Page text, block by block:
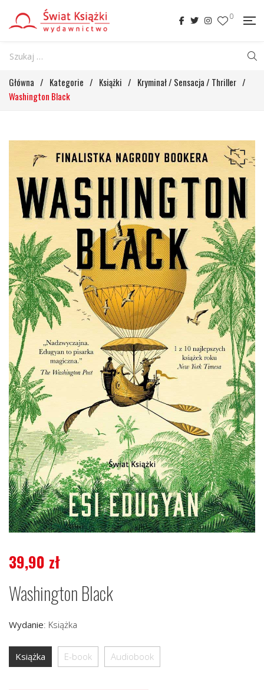
0
Główna / Kategorie / Książki / Kryminał / Sensacja / Thriller /
Washington Black
39,90 zł
Washington Black
Wydanie: Książka
Książka E-book Audiobook